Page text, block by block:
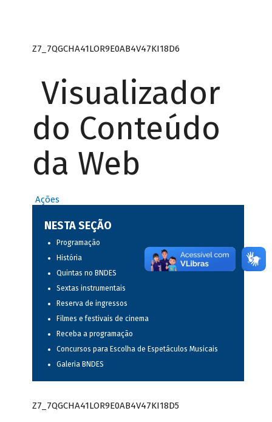
Z7_7QGCHA41LOR9E0AB4V47KI18D6
Visualizador
do Conteúdo
da Web
Ações
NESTA SEÇÃO
Programação
História
Quintas no BNDES
Sextas instrumentais
Reserva de ingressos
Filmes e festivais de cinema
Receba a programação
Concursos para Escolha de Espetáculos Musicais
Galeria BNDES
Z7_7QGCHA41LOR9E0AB4V47KI18D5